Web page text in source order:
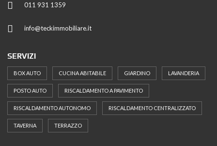
011 931 1359
info@teckimmobiliare.it
SERVIZI
BOX AUTO CUCINA ABITABILE GIARDINO LAVANDERIA
POSTO AUTO RISCALDAMENTO A PAVIMENTO
RISCALDAMENTO AUTONOMO RISCALDAMENTO CENTRALIZZATO
TAVERNA TERRAZZO